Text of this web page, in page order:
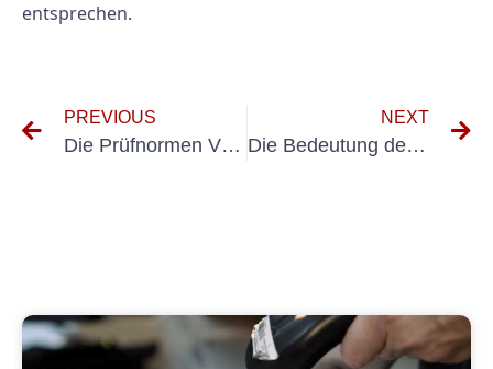
entsprechen.
PREVIOUS
Die Prüfnormen VDE 701 und 702 verstehen: Was Sie wissen müssen
NEXT
Die Bedeutung der UVV-Prüfung durch Dekra verstehen